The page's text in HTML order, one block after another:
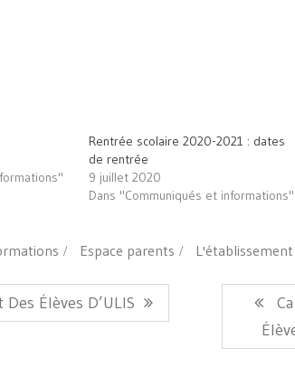
Rentrée scolaire 2020-2021 : dates
de rentrée
9 juillet 2020
Dans "Communiqués et informations"
Espace parents L'établissement
Élèves D’ULIS